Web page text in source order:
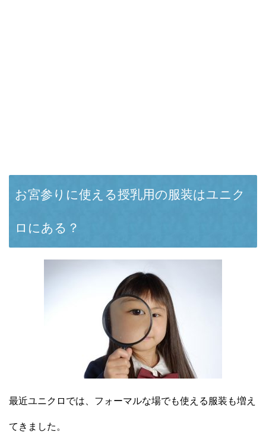
お宮参りに使える授乳用の服装はユニク
ロにある？
最近ユニクロでは、フォーマルな場でも使える服装も増え
てきました。